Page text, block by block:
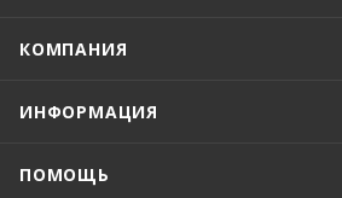
КОМПАНИЯ
ИНФОРМАЦИЯ
ПОМОЩЬ